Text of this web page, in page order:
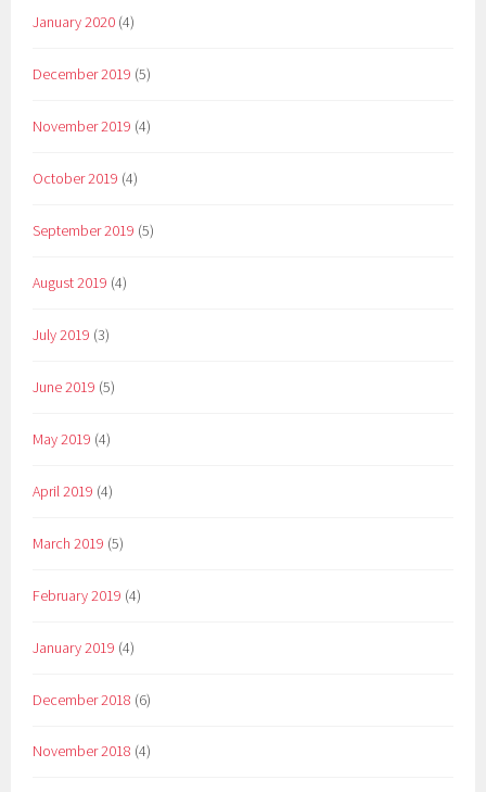
January 2020 (4)
December 2019 (5)
November 2019 (4)
October 2019 (4)
September 2019 (5)
August 2019 (4)
July 2019 (3)
June 2019 (5)
May 2019 (4)
April 2019 (4)
March 2019 (5)
February 2019 (4)
January 2019 (4)
December 2018 (6)
November 2018 (4)